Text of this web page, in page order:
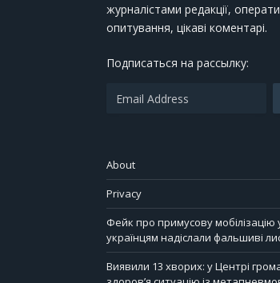
журналістами редакції,
опитування, цікаві коментарі.
Подписаться на рассылку:
About
Privacy
Фейк про примусову мобілізацію
українцям надіслали фальшиві
Виявили 13 хворих: у Центрі